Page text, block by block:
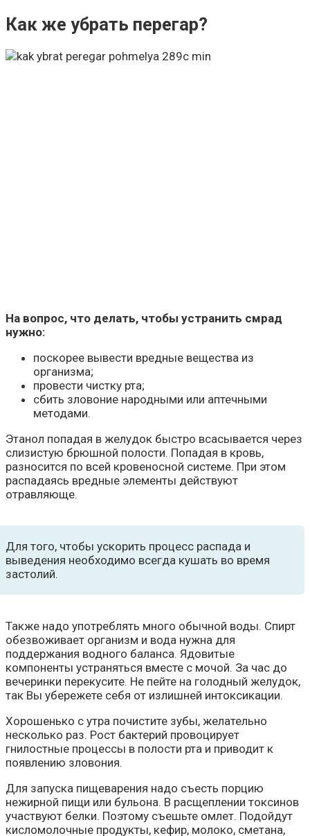
Как же убрать перегар?
На вопрос, что делать, чтобы устранить смрад
нужно:
поскорее вывести вредные вещества из
организма;
провести чистку рта;
сбить зловоние народными или аптечными
методами.
Этанол попадая в желудок быстро всасывается через
слизистую брюшной полости. Попадая в кровь,
разносится по всей кровеносной системе. При этом
распадаясь вредные элементы действуют
отравляюще.
Для того, чтобы ускорить процесс распада и
выведения необходимо всегда кушать во время
застолий.
Также надо употреблять много обычной воды. Спирт
обезвоживает организм и вода нужна для
поддержания водного баланса. Ядовитые
компоненты устраняться вместе с мочой. За час до
вечеринки перекусите. Не пейте на голодный желудок,
так Вы убережете себя от излишней интоксикации.
Хорошенько с утра почистите зубы, желательно
несколько раз. Рост бактерий провоцирует
гнилостные процессы в полости рта и приводит к
появлению зловония.
Для запуска пищеварения надо съесть порцию
нежирной пищи или бульона. В расщеплении токсинов
участвуют белки. Поэтому съешьте омлет. Подойдут
кисломолочные продукты, кефир, молоко, сметана,